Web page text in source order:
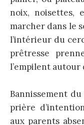
noix, noisettes,
marcher dans le
l’intérieur du
prêtresse
l’empilent autour
Bannissement du
prière
aux parents